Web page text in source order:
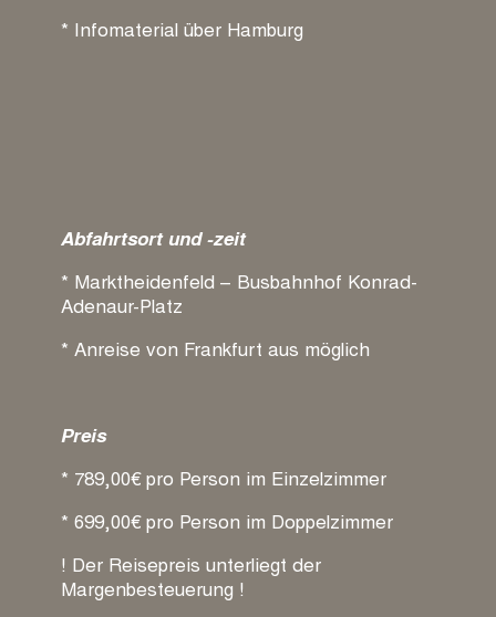
* Infomaterial über Hamburg
Abfahrtsort und -zeit
* Marktheidenfeld – Busbahnhof Konrad-
Adenaur-Platz
* Anreise von Frankfurt aus möglich
Preis
* 789,00€ pro Person im Einzelzimmer
* 699,00€ pro Person im Doppelzimmer
! Der Reisepreis unterliegt der
Margenbesteuerung !